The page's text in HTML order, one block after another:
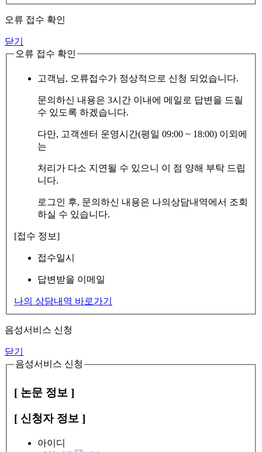
오류 접수 확인
닫기
오류 접수 확인
고객님, 오류접수가 정상적으로 신청 되었습니다.
문의하신 내용은 3시간 이내에 메일로 답변을 드릴
수 있도록 하겠습니다.
다만, 고객센터 운영시간(평일 09:00 ~ 18:00) 이외에
는
처리가 다소 지연될 수 있으니 이 점 양해 부탁 드립
니다.
로그인 후, 문의하신 내용은 나의상담내역에서 조회
하실 수 있습니다.
[접수 정보]
접수일시
답변받을 이메일
나의 상담내역 바로가기
음성서비스 신청
닫기
음성서비스 신청
[ 논문 정보 ]
[ 신청자 정보 ]
아이디